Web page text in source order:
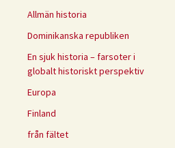
Allmän historia
Dominikanska republiken
En sjuk historia – farsoter i
globalt historiskt perspektiv
Europa
Finland
från fältet